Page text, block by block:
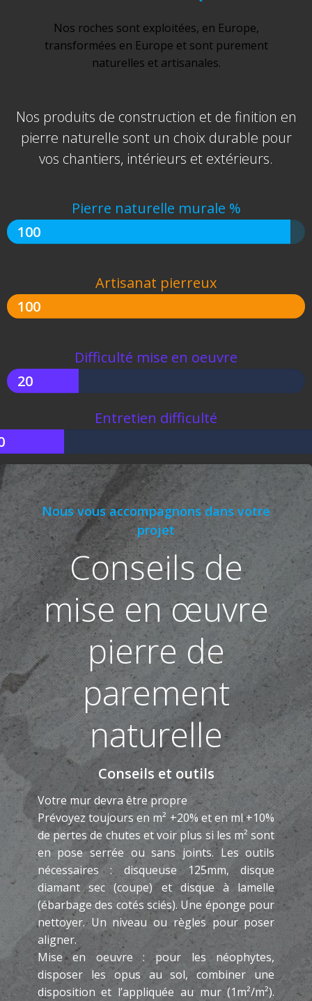
Nos roches sont exploitées, en Europe,
transformées en Europe et sont purement
naturelles et artisanales.
Nos produits de construction et de finition en
pierre naturelle sont un choix durable pour
vos chantiers, intérieurs et extérieurs.
Pierre naturelle murale %
100
Artisanat pierreux
100
Difficulté mise en oeuvre
20
Entretien difficulté
Nous vous accompagnons dans votre
projet
Conseils de
mise en œuvre
pierre de
parement
naturelle
Conseils et outils
Votre mur devra être propre
Prévoyez toujours en m² +20% et en ml +10%
de pertes de chutes et voir plus si les m² sont
en pose serrée ou sans joints. Les outils
nécessaires : disqueuse 125mm, disque
diamant sec (coupe) et disque à lamelle
(ébarbage des cotés sciés). Une éponge pour
nettoyer. Un niveau ou règles pour poser
aligner.
Mise en oeuvre : pour les néophytes,
disposer les opus au sol, combiner une
disposition et l’appliquée au mur (1m²/m²).